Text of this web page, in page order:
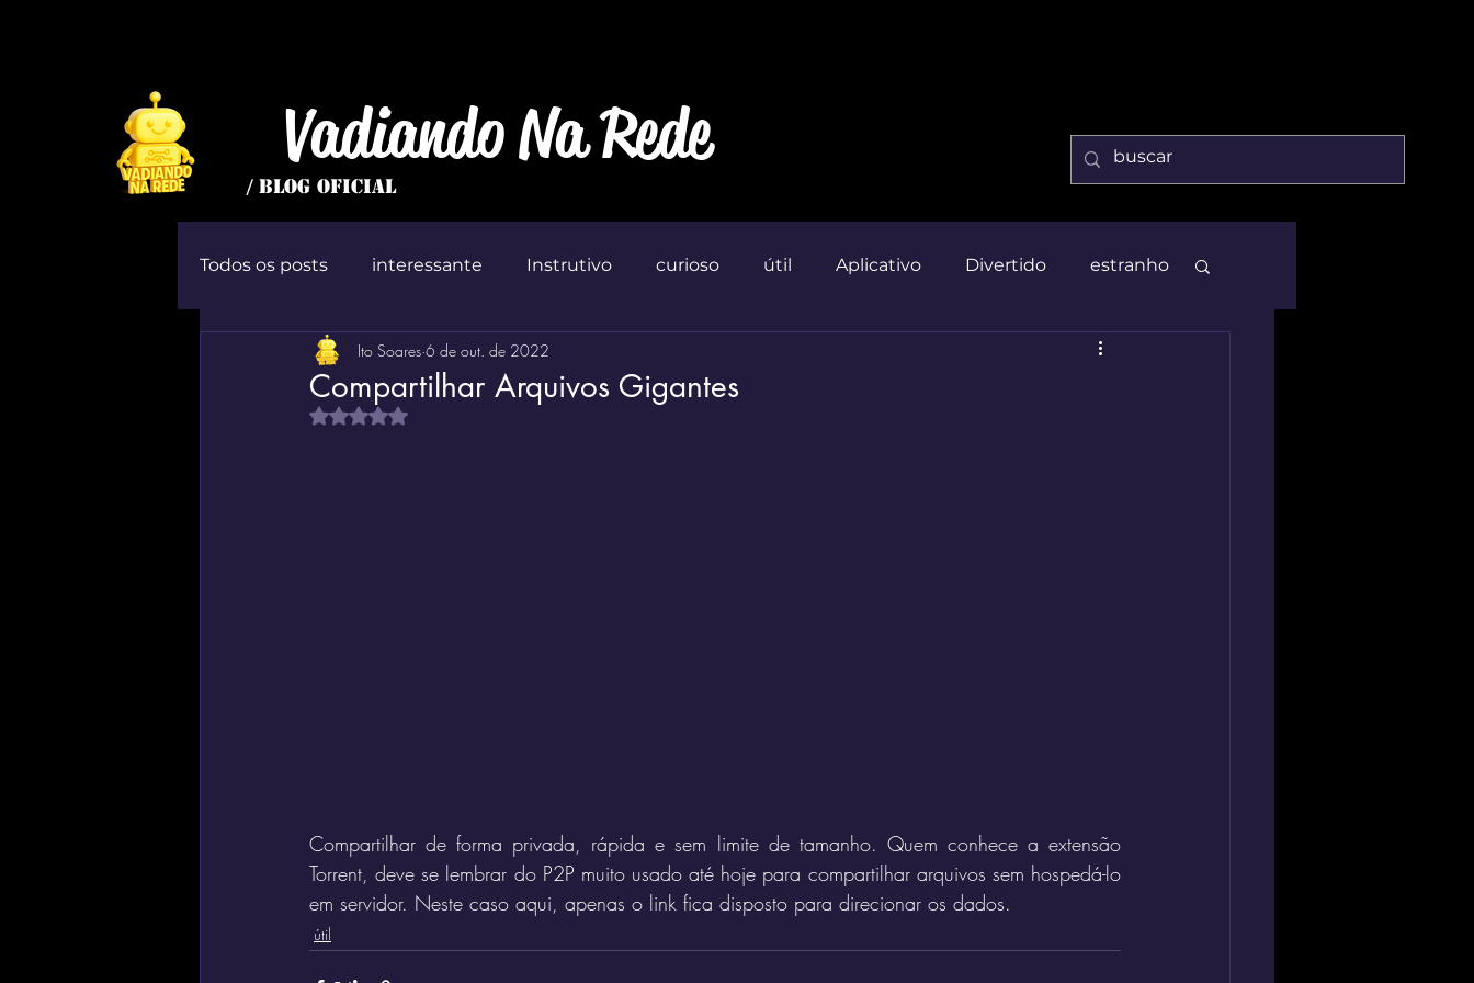
Vadiando Na Rede
/ BLOG OFICIAL
Todos os posts interessante Instrutivo curioso útil Aplicativo Divertido estranho
Jogo ócio Marketin'
Compartilhar Arquivos Gigantes
Ito Soares 6 de out. de 2022
Avaliado com NaN de 5 estrelas.
Compartilhar de forma privada, rápida e sem limite de tamanho. Quem conhece a extensão
Torrent, deve se lembrar do P2P muito usado até hoje para compartilhar arquivos sem hospedá-lo
em servidor. Neste caso aqui, apenas o link fica disposto para direcionar os dados.
útil